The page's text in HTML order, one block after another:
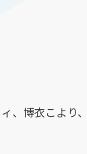
、博衣こより